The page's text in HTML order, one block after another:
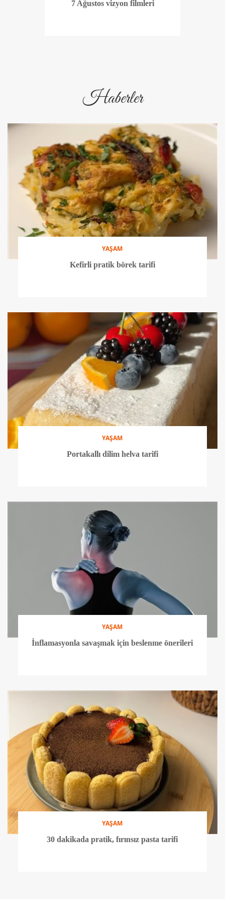
7 Ağustos vizyon filmleri
Haberler
YAŞAM
Kefirli pratik börek tarifi
YAŞAM
Portakallı dilim helva tarifi
YAŞAM
İnflamasyonla savaşmak için beslenme önerileri
YAŞAM
30 dakikada pratik, fırınsız pasta tarifi